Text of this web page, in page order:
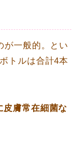
が一般的。とい
トルは合計4本
皮膚常在細菌な